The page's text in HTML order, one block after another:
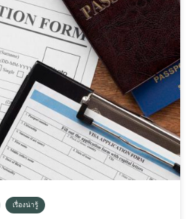
เรื่องน่ารู้